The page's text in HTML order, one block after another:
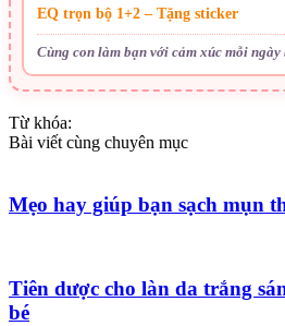
EQ trọn bộ 1+2 – Tặng sticker
Cùng con làm bạn với cảm xúc mỗi ngày
Từ khóa:
Bài viết cùng chuyên mục
Mẹo hay giúp bạn sạch mụn
Tiên dược cho làn da trắng
bé